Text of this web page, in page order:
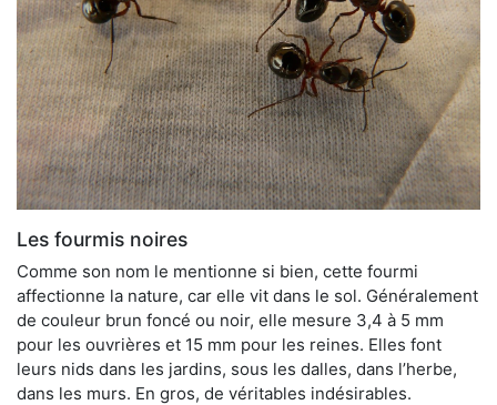
Les fourmis noires
Comme son nom le mentionne si bien, cette fourmi
affectionne la nature, car elle vit dans le sol. Généralement
de couleur brun foncé ou noir, elle mesure 3,4 à 5 mm
pour les ouvrières et 15 mm pour les reines. Elles font
leurs nids dans les jardins, sous les dalles, dans l’herbe,
dans les murs. En gros, de véritables indésirables.